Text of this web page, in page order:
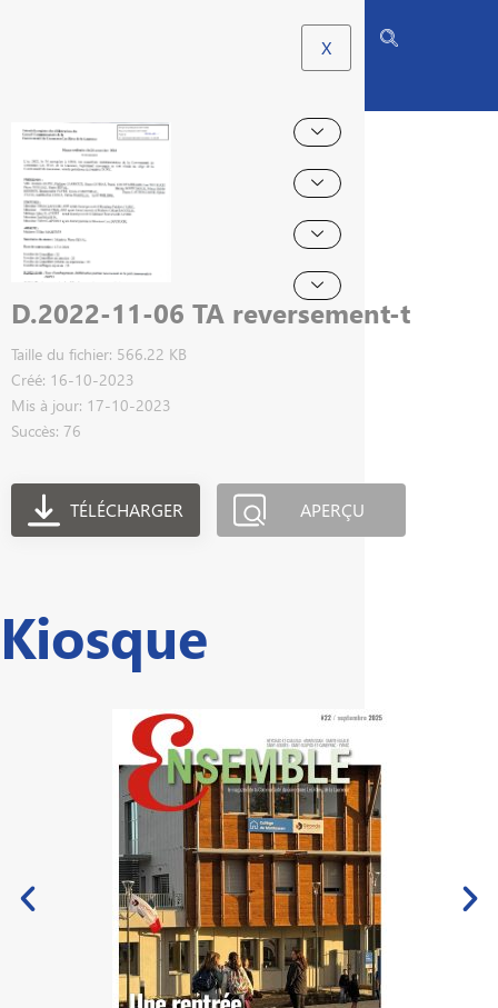
X
D.2022-11-06 TA reversement-t
Taille du fichier: 566.22 KB
Créé: 16-10-2023
Mis à jour: 17-10-2023
Succès: 76
TÉLÉCHARGER APERÇU
Kiosque